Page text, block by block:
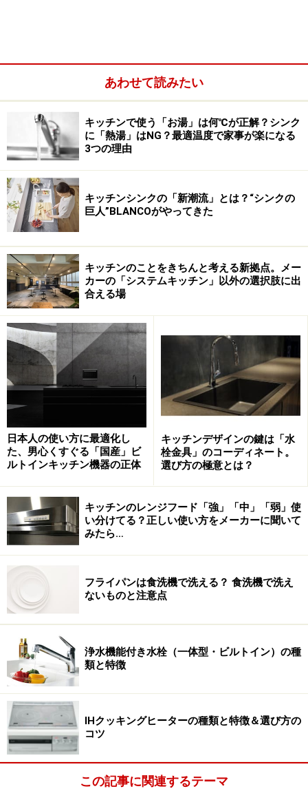
黒いセラミック天板に黒いクオーツシンク、マットブラック
の水栓金具。黒で統一されたキッチンのコーディネート。黒
を背景すると、素材や調理道具などが映えます
EUの“シンクの巨人”BLANCOが上陸
そして2021年秋、ついに登場してきたのが「BLANCO」
のドイツのシンクブランドBLANCOは、ヨーロッパでも
っともメジャーなシンクメーカーで、Euro Cucinaやimm
といったキッチンの展示会でも大きなブースを構えるほ
どのブランドですが、日本ではマイナーな存在でした。
今回、日本に紹介されたクオーツ系シンクは、シンプル
な形状にEU規格で販売しているままの排水口なので、見
た目は非常におしゃれです。他社にはないカラーバリエ
ョンもカッコよく、質がいいものがラインナップされて
いたりと、キッチン業界では今一番ホットな話題のアイ
テムといえるでしょう。
BLANCOのクオーツ系シンクには、黒と白だけでなく、他社
チンコーディネートの幅が広がります
あわせて読みたい
キッチンで使う「お湯」は何℃が正解？シンク
に「熱湯」はNG？最適温度で家事が楽になる
3つの理由
キッチンシンクの「新潮流」とは？“シンクの
巨人”BLANCOがやってきた
キッチンのことをきちんと考える新拠点。メー
カーの「システムキッチン」以外の選択肢に出
合える場
日本人の使い方に最適化し
た、男心くすぐる「国産」ビ
ルトインキッチン機器の正体
キッチンデザインの鍵は「水
栓金具」のコーディネート。
選び方の極意とは？
キッチンのレンジフード「強」「中」「弱」使
い分けてる？正しい使い方をメーカーに聞いて
みたら…
フライパンは食洗機で洗える？ 食洗機で洗え
ないものと注意点
浄水機能付き水栓（一体型・ビルトイン）の種
類と特徴
IHクッキングヒーターの種類と特徴＆選び方の
コツ
この記事に関連するテーマ